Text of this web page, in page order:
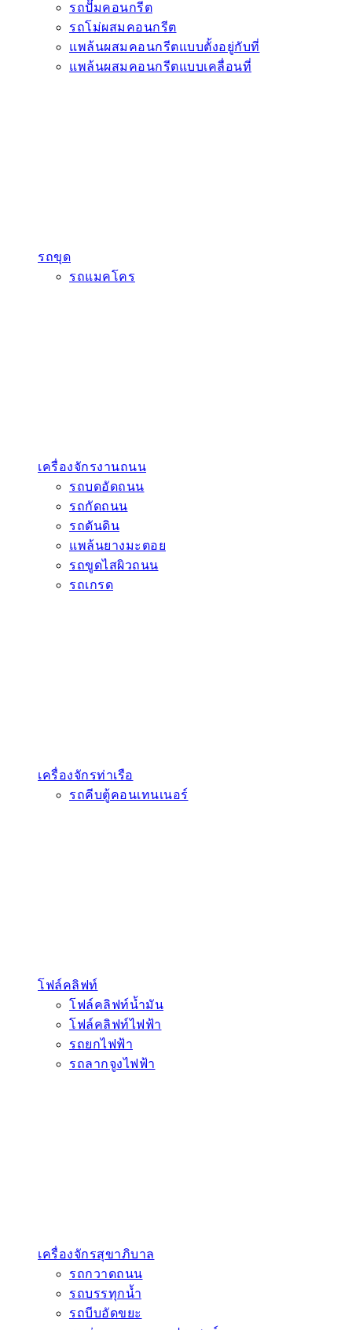
รถปั๊มคอนกรีต
รถโม่ผสมคอนกรีต
แพล้นผสมคอนกรีตแบบตั้งอยู่กับที่
แพล้นผสมคอนกรีตแบบเคลื่อนที่
รถขุด
รถแมคโคร
เครื่องจักรงานถนน
รถบดอัดถนน
รถกัดถนน
รถดันดิน
แพล้นยางมะตอย
รถขูดไสผิวถนน
รถเกรด
เครื่องจักรท่าเรือ
รถคีบตู้คอนเทนเนอร์
โฟล์คลิฟท์
โฟล์คลิฟท์น้ำมัน
โฟล์คลิฟท์ไฟฟ้า
รถยกไฟฟ้า
รถลากจูงไฟฟ้า
เครื่องจักรสุขาภิบาล
รถกวาดถนน
รถบรรทุกน้ำ
รถบีบอัดขยะ